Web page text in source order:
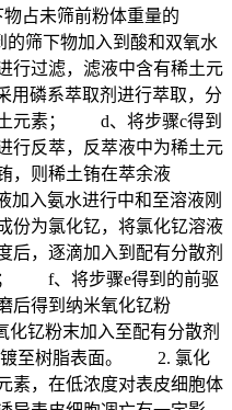
占未筛前粉体重量的
筛下物加入到酸和双氧水
行过滤，滤液中含有稀土元
磷系萃取剂进行萃取，分
土元素； d、将步骤c得到
行反萃，反萃液中为稀土元
，则稀土铕在萃余液
入氨水进行中和至溶液刚
份为氯化钇，将氯化钇溶液
后，逐滴加入到配有分散剂
； f、将步骤e得到的前驱
后得到纳米氧化钇粉
钇粉末加入至配有分散剂
镀至树脂表面。 2. 氯化
素，在低浓度对表皮细胞体